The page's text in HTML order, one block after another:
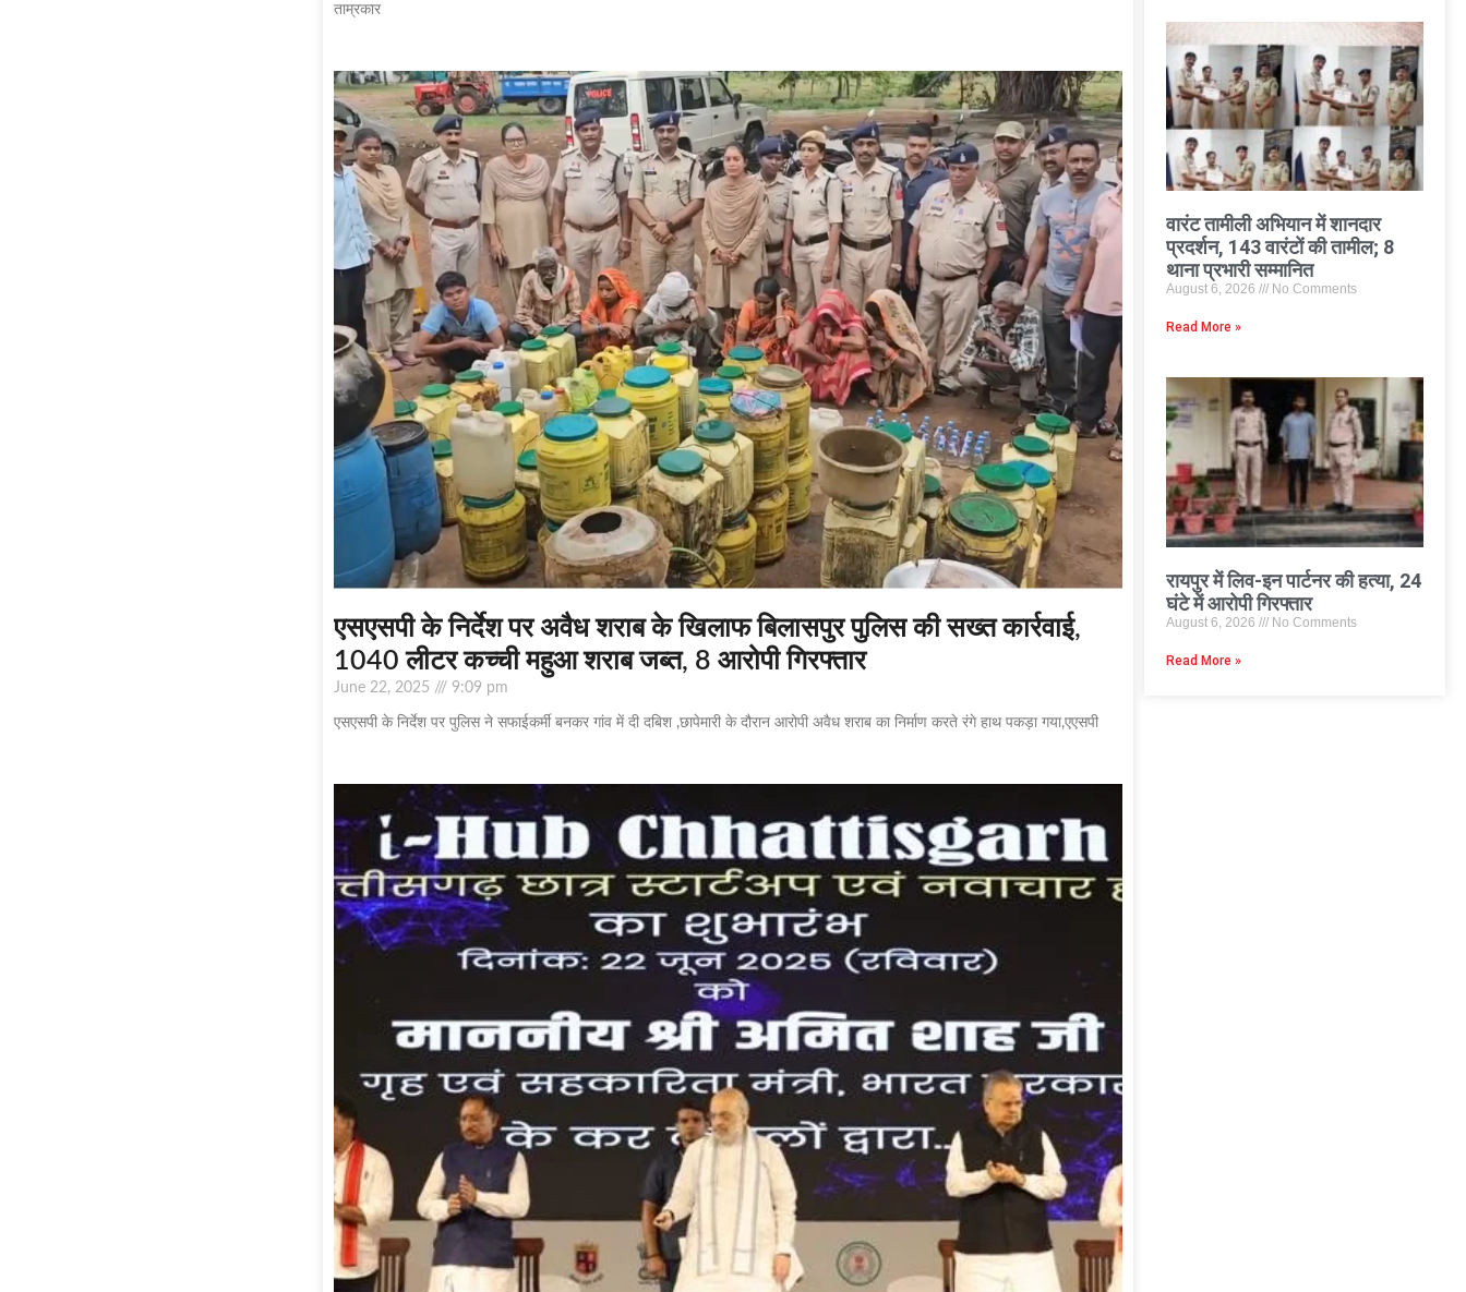
ताम्रकार
एसएसपी के निर्देश पर अवैध शराब के खिलाफ बिलासपुर पुलिस की सख्त कार्रवाई,
1040 लीटर कच्ची महुआ शराब जब्त, 8 आरोपी गिरफ्तार
June 22, 2025 9:09 pm
एसएसपी के निर्देश पर पुलिस ने सफाईकर्मी बनकर गांव में दी दबिश ,छापेमारी के दौरान आरोपी अवैध शराब का निर्माण करते रंगे हाथ पकड़ा गया,एएसपी
वारंट तामीली अभियान में शानदार
प्रदर्शन, 143 वारंटों की तामील; 8
थाना प्रभारी सम्मानित
August 6, 2026 No Comments
Read More »
रायपुर में लिव-इन पार्टनर की हत्या, 24
घंटे में आरोपी गिरफ्तार
August 6, 2026 No Comments
Read More »